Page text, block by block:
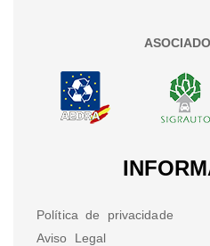
Política de privacidade
Aviso Legal